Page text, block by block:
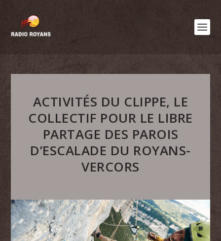
ACTIVITÉS DU CLIPPE, LE
COLLECTIF POUR LE LIBRE
PARTAGE DES PAROIS
D’ESCALADE DU ROYANS-
VERCORS